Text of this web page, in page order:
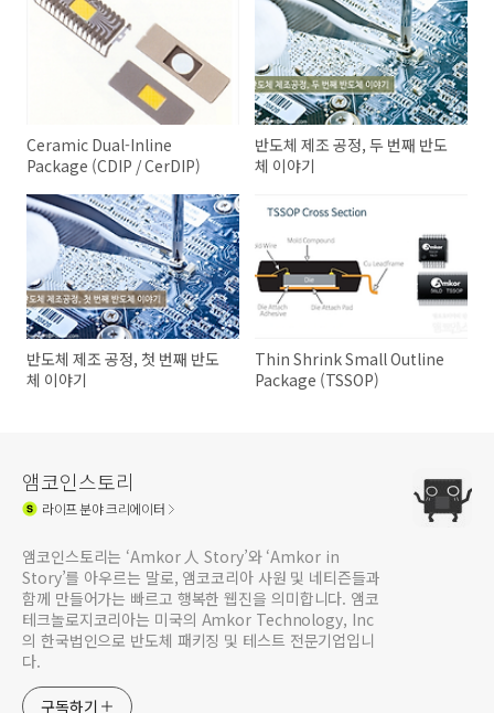
Ceramic Dual-Inline
Package (CDIP / CerDIP)
반도체 제조 공정, 두 번째 반도
체 이야기
반도체 제조 공정, 첫 번째 반도
체 이야기
Thin Shrink Small Outline
Package (TSSOP)
앰코인스토리
라이프분야 크리에이터
앰코인스토리는 ‘Amkor 人 Story’와 ‘Amkor in
Story’를 아우르는 말로, 앰코코리아 사원 및 네티즌들과
함께 만들어가는 빠르고 행복한 웹진을 의미합니다. 앰코
테크놀로지코리아는 미국의 Amkor Technology, Inc
의 한국법인으로 반도체 패키징 및 테스트 전문기업입니
다.
구독하기